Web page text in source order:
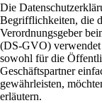
Die
Begrifflichkeiten, die
Verordnungsgeber
(DS-GVO) verwendet
sowohl für die
Geschäftspartner
gewährleisten,
erläutern.